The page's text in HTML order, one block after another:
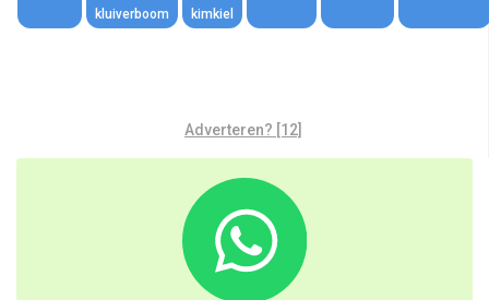
kluiverboom
kimkiel
Adverteren? [12]